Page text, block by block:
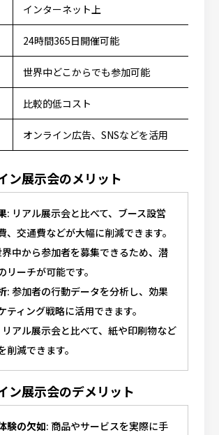
インターネット上
24時間365日開催可能
世界中どこからでも参加可能
比較的低コスト
オンライン広告、SNSなどを活用
ン展示会のメリット
: リアル展示会と比べて、ブース設営
、交通費などが大幅に削減できます。
界中から参加者を募集できるため、潜
リーチが可能です。
: 参加者の行動データを分析し、効果
ティング戦略に活用できます。
リアル展示会と比べて、紙や印刷物など
削減できます。
ン展示会のデメリット
験の欠如: 商品やサービスを実際に手